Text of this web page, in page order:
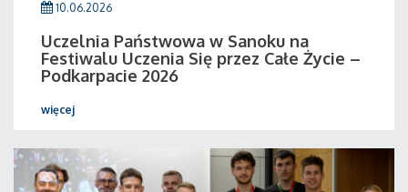
10.06.2026
Uczelnia Państwowa w Sanoku na
Festiwalu Uczenia Się przez Całe Życie –
Podkarpacie 2026
więcej